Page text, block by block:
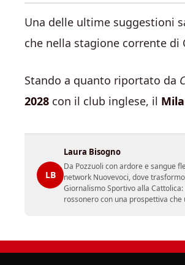
Una delle ultime suggestioni
che nella stagione corrente
Stando a quanto riportato da
2028 con il club inglese, il
LB
Laura Bisogno
Da Pozzuoli con ardore e sangue
network Nuovevoci, dove
Giornalismo Sportivo alla
rossonero con una prospettiva